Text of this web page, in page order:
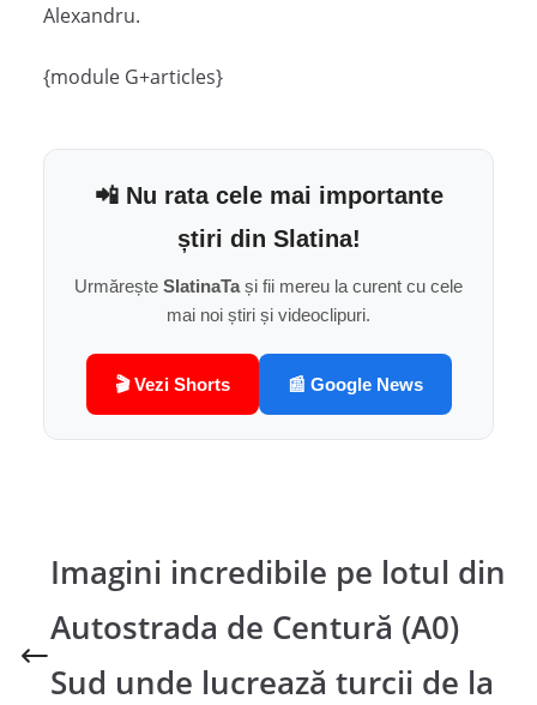
Alexandru.
{module G+articles}
📲 Nu rata cele mai importante
știri din Slatina!
Urmărește SlatinaTași fii mereu la curent cu cele
mai noi știri și videoclipuri.
🎬 Vezi Shorts 📰 Google News
Imagini incredibile pe lotul din
Autostrada de Centură (A0)
Sud unde lucrează turcii de la